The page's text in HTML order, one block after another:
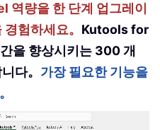
량을 한 단계 업그레이
험하세요。 Kutools for
을 향상시키는 300 개
다。 가장 필요한 기능을